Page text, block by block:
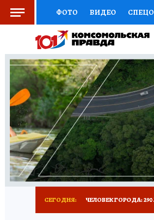
ФОТО ВИДЕО
СОЦПОДДЕРЖКА НАУКА
ВЫБОР ЭКСПЕРТОВ
КНИЖНАЯ ПОЛКА
ПРЕСС-ЦЕНТР
РАДИО КП ТЕСТЫ
СЕГОДНЯ: ЧЕЛОВЕК ГОРОДА: